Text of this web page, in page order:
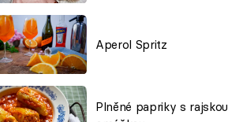
Aperol Spritz
Plněné papriky s rajskou